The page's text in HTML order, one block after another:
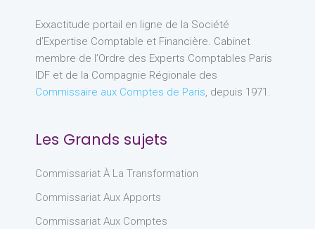
Exxactitude portail en ligne de la Société
d’Expertise Comptable et Financière. Cabinet
membre de l’Ordre des Experts Comptables Paris
IDF et de la Compagnie Régionale des
Commissaire aux Comptes de Paris, depuis 1971.
Les Grands sujets
Commissariat À La Transformation
Commissariat Aux Apports
Commissariat Aux Comptes